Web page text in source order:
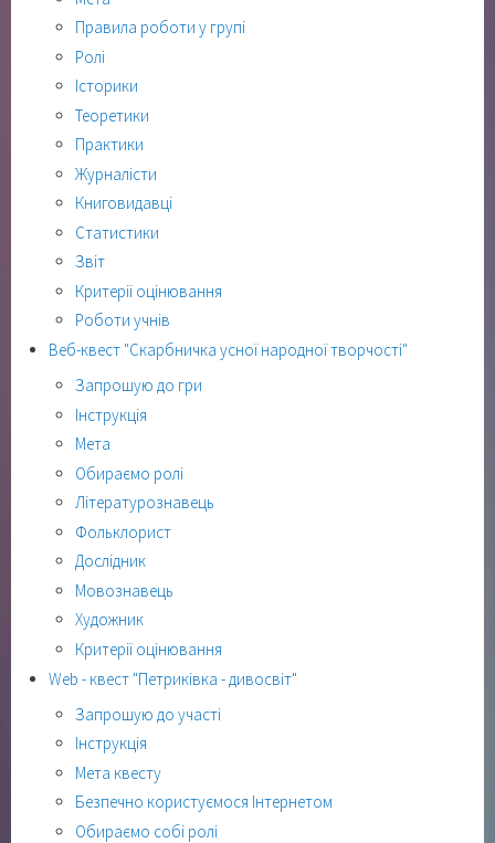
Правила роботи у групі
Ролі
Історики
Теоретики
Практики
Журналісти
Книговидавці
Статистики
Звіт
Критерії оцінювання
Роботи учнів
Веб-квест "Скарбничка усної народної творчості"
Запрошую до гри
Інструкція
Мета
Обираємо ролі
Літературознавець
Фольклорист
Дослідник
Мовознавець
Художник
Критерії оцінювання
Web - квест "Петриківка - дивосвіт"
Запрошую до участі
Інструкція
Мета квесту
Безпечно користуємося Інтернетом
Обираємо собі ролі